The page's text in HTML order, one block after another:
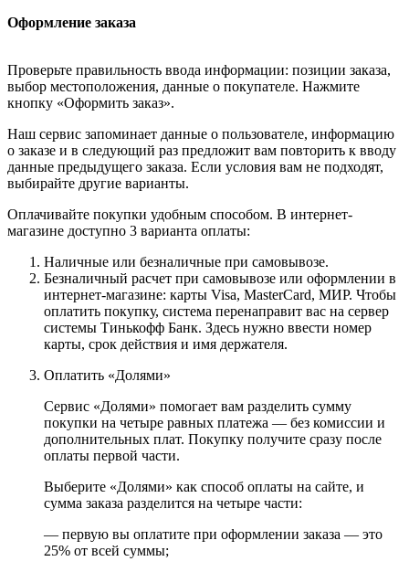
Оформление заказа
Проверьте правильность ввода информации: позиции заказа,
выбор местоположения, данные о покупателе. Нажмите
кнопку «Оформить заказ».
Наш сервис запоминает данные о пользователе, информацию
о заказе и в следующий раз предложит вам повторить к вводу
данные предыдущего заказа. Если условия вам не подходят,
выбирайте другие варианты.
Оплачивайте покупки удобным способом. В интернет-
магазине доступно 3 варианта оплаты:
Наличные или безналичные при самовывозе.
Безналичный расчет при самовывозе или оформлении в
интернет-магазине: карты Visa, MasterCard, МИР. Чтобы
оплатить покупку, система перенаправит вас на сервер
системы Тинькофф Банк. Здесь нужно ввести номер
карты, срок действия и имя держателя.
Оплатить «Долями»
Сервис «Долями» помогает вам разделить сумму
покупки на четыре равных платежа — без комиссии и
дополнительных плат. Покупку получите сразу после
оплаты первой части.
Выберите «Долями» как способ оплаты на сайте, и
сумма заказа разделится на четыре части:
— первую вы оплатите при оформлении заказа — это
25% от всей суммы;